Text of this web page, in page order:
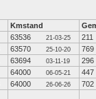
Kmstand
63536 21-03-25
211
63570 25-10-20
769
63694 03-11-19
296
64000 06-05-21
447
64000 26-06-26 702